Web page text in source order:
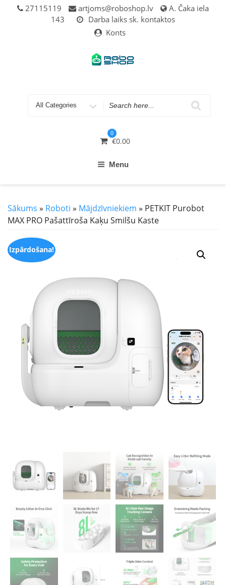
27115119 artjoms@roboshop.lv
A. Čaka iela
143
Darba laiks sk. kontaktos
Konts
0
€0.00
Menu
Sākums » Roboti » Mājdzīvniekiem » PETKIT Purobot
MAX PRO Pašattīroša Kaķu Smilšu Kaste
Izpārdošana!